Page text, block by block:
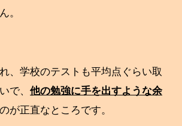
。
、学校のテストも平均点ぐらい取
で、 他の勉強に手を出すような余
が正直なところです。